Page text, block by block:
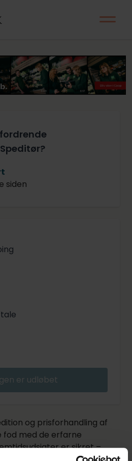
siden
er udløbet
og prisforhandling af
fod med de erfarne
er sikret –